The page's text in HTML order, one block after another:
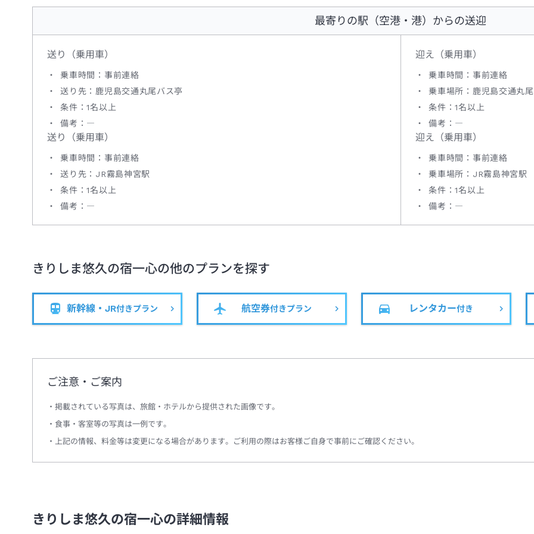
最寄りの駅（空港・港）からの送迎
送り（乗用車）
乗車時間：事前連絡
送り先：鹿児島交通丸尾バス亭
条件：1名以上
備考：―
送り（乗用車）
乗車時間：事前連絡
送り先：JR霧島神宮駅
条件：1名以上
備考：―
迎え（乗用車）
乗車時間：事前連絡
乗車場所：鹿児島交通丸
条件：1名以上
備考：―
迎え（乗用車）
乗車時間：事前連絡
乗車場所：JR霧島神宮駅
条件：1名以上
備考：―
きりしま悠久の宿一心の他のプランを探す
新幹線・JR付きプラン 航空券付きプラン レンタカー付き
ご注意・ご案内
掲載されている写真は、旅館・ホテルから提供された画像です。
食事・客室等の写真は一例です。
上記の情報、料金等は変更になる場合があります。ご利用の際はお客様ご自身で事前にご確認ください。
きりしま悠久の宿一心の詳細情報